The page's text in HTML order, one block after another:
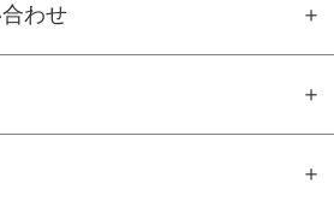
わせ